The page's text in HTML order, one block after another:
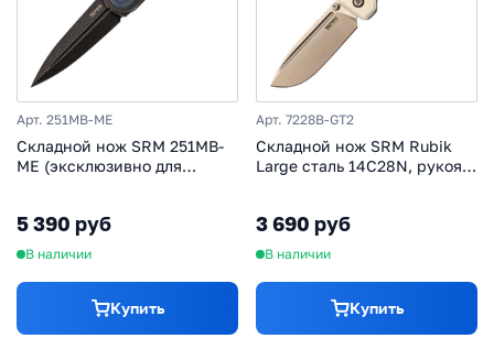
Арт. 251MB-ME
Складной нож SRM 251MB-
ME (эксклюзивно для
5 390 руб
В наличии
Купить
Арт. 7228B-GT2
Складной нож SRM Rubik
Large сталь 14C28N, рукоять
3 690 руб
В наличии
Купить